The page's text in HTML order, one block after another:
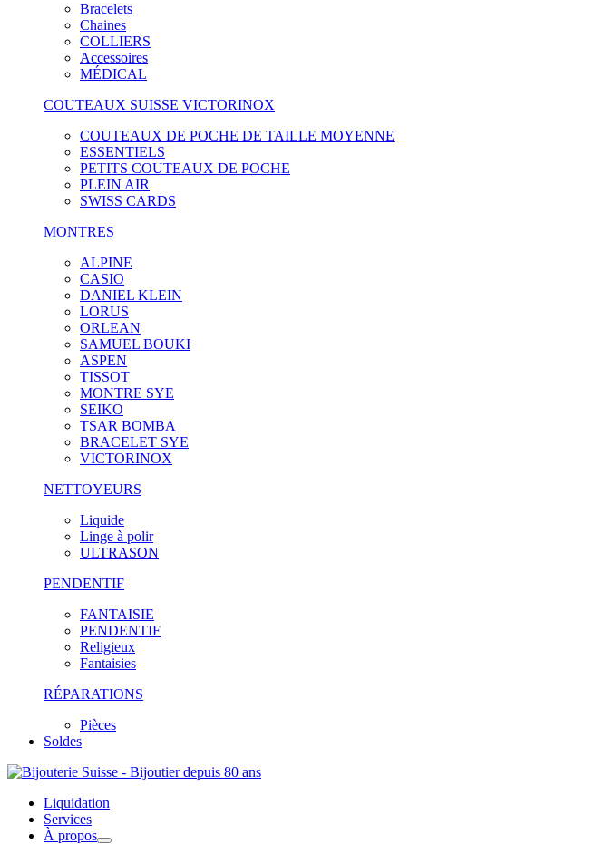
Bracelets
Chaines
COLLIERS
Accessoires
MÉDICAL
COUTEAUX SUISSE VICTORINOX
COUTEAUX DE POCHE DE TAILLE MOYENNE
ESSENTIELS
PETITS COUTEAUX DE POCHE
PLEIN AIR
SWISS CARDS
MONTRES
ALPINE
CASIO
DANIEL KLEIN
LORUS
ORLEAN
SAMUEL BOUKI
ASPEN
TISSOT
MONTRE SYE
SEIKO
TSAR BOMBA
BRACELET SYE
VICTORINOX
NETTOYEURS
Liquide
Linge à polir
ULTRASON
PENDENTIF
FANTAISIE
PENDENTIF
Religieux
Fantaisies
RÉPARATIONS
Pièces
Soldes
Liquidation
Services
À propos